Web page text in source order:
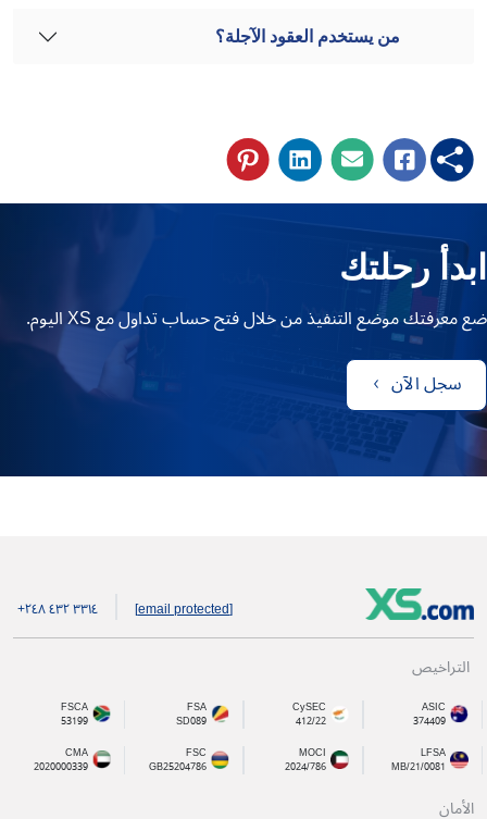
من يستخدم العقود الآجلة؟
ابدأ رحلتك
ضع معرفتك موضع التنفيذ من خلال فتح حساب تداول مع XS اليوم.
سجل الآن
[email protected] +۲٤۸ ٤۳۲ ۳۳۱٤
التراخيص
ASIC
374409
CySEC
412/22
FSA
SD089
FSCA
53199
LFSA
MB/21/0081
MOCI
2024/786
FSC
GB25204786
CMA
2020000339
الأمان